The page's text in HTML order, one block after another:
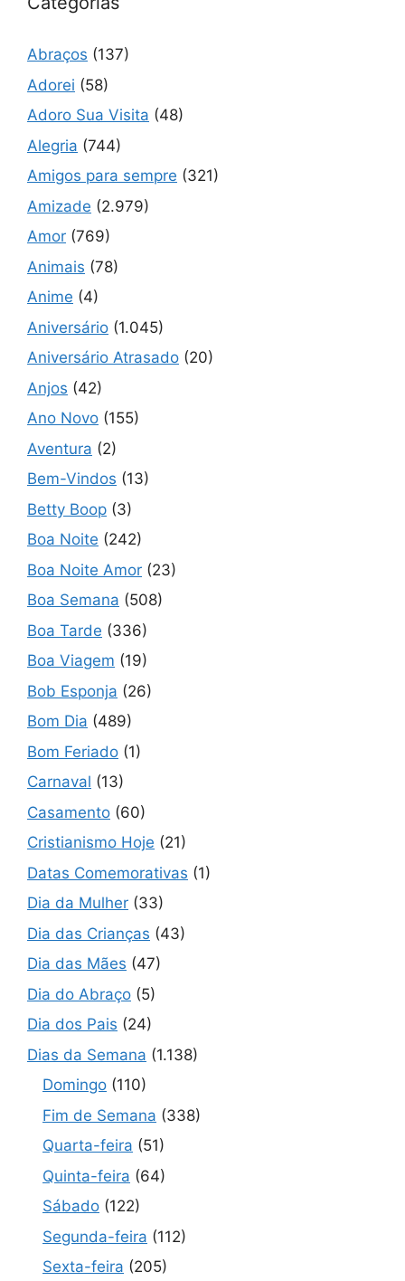
Abraços (137)
Adorei (58)
Adoro Sua Visita (48)
Alegria (744)
Amigos para sempre (321)
Amizade (2.979)
Amor (769)
Animais (78)
Anime (4)
Aniversário (1.045)
Aniversário Atrasado (20)
Anjos (42)
Ano Novo (155)
Aventura (2)
Bem-Vindos (13)
Betty Boop (3)
Boa Noite (242)
Boa Noite Amor (23)
Boa Semana (508)
Boa Tarde (336)
Boa Viagem (19)
Bob Esponja (26)
Bom Dia (489)
Bom Feriado (1)
Carnaval (13)
Casamento (60)
Cristianismo Hoje (21)
Datas Comemorativas (1)
Dia da Mulher (33)
Dia das Crianças (43)
Dia das Mães (47)
Dia do Abraço (5)
Dia dos Pais (24)
Dias da Semana (1.138)
Domingo (110)
Fim de Semana (338)
Quarta-feira (51)
Quinta-feira (64)
Sábado (122)
Segunda-feira (112)
Sexta-feira (205)